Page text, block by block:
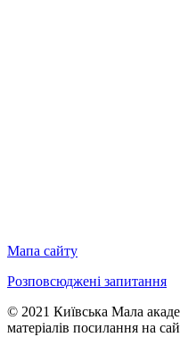
Мапа сайту
Розповсюджені запитання
© 2021 Київська Мала
матеріалів посилання на